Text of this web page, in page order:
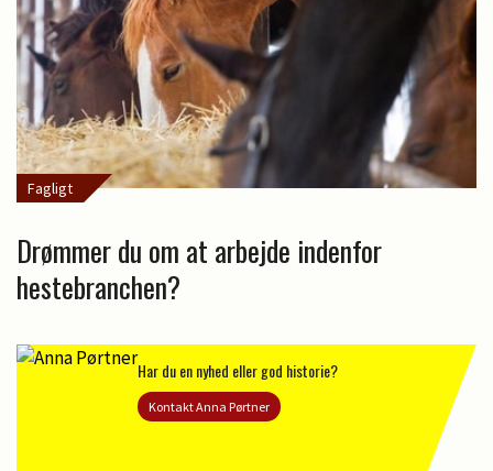
Fagligt
Drømmer du om at arbejde indenfor
hestebranchen?
Har du en nyhed eller god historie?
Kontakt Anna Pørtner